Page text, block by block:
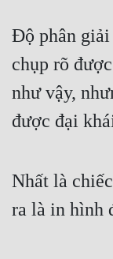
Độ phân giải
chụp rõ
như vậy,
được đại
Nhất là
ra là in hình